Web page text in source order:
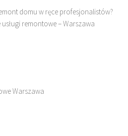
domu w ręce profesjonalistów?
remontowe – Warszawa
Warszawa